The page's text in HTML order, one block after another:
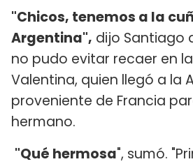
"Chicos, tenemos a la
Argentina", dijo Santiago
no pudo evitar recaer en
Valentina, quien llegó a la
proveniente de Francia
hermano.
"Qué hermosa", sumó.